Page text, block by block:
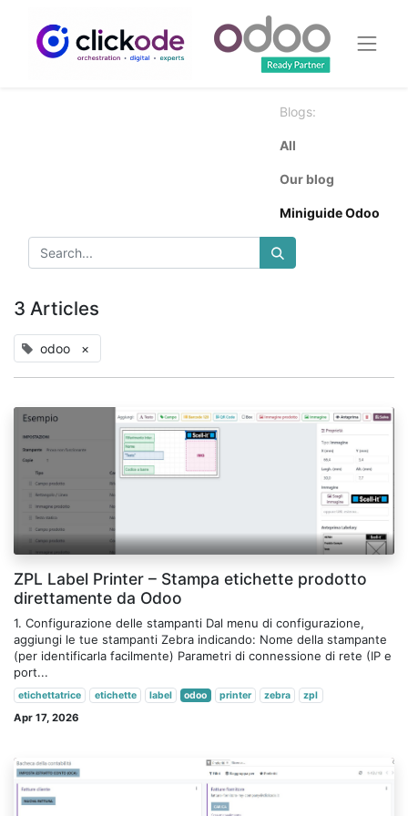
Blogs:
All
Our blog
Miniguide Odoo
3 Articles
odoo ×
ZPL Label Printer – Stampa etichette prodotto
direttamente da Odoo
1. Configurazione delle stampanti Dal menu di configurazione,
aggiungi le tue stampanti Zebra indicando: Nome della stampante
(per identificarla facilmente) Parametri di connessione di rete (IP e
port...
etichettatrice etichette label odoo printer zebra zpl
Apr 17, 2026